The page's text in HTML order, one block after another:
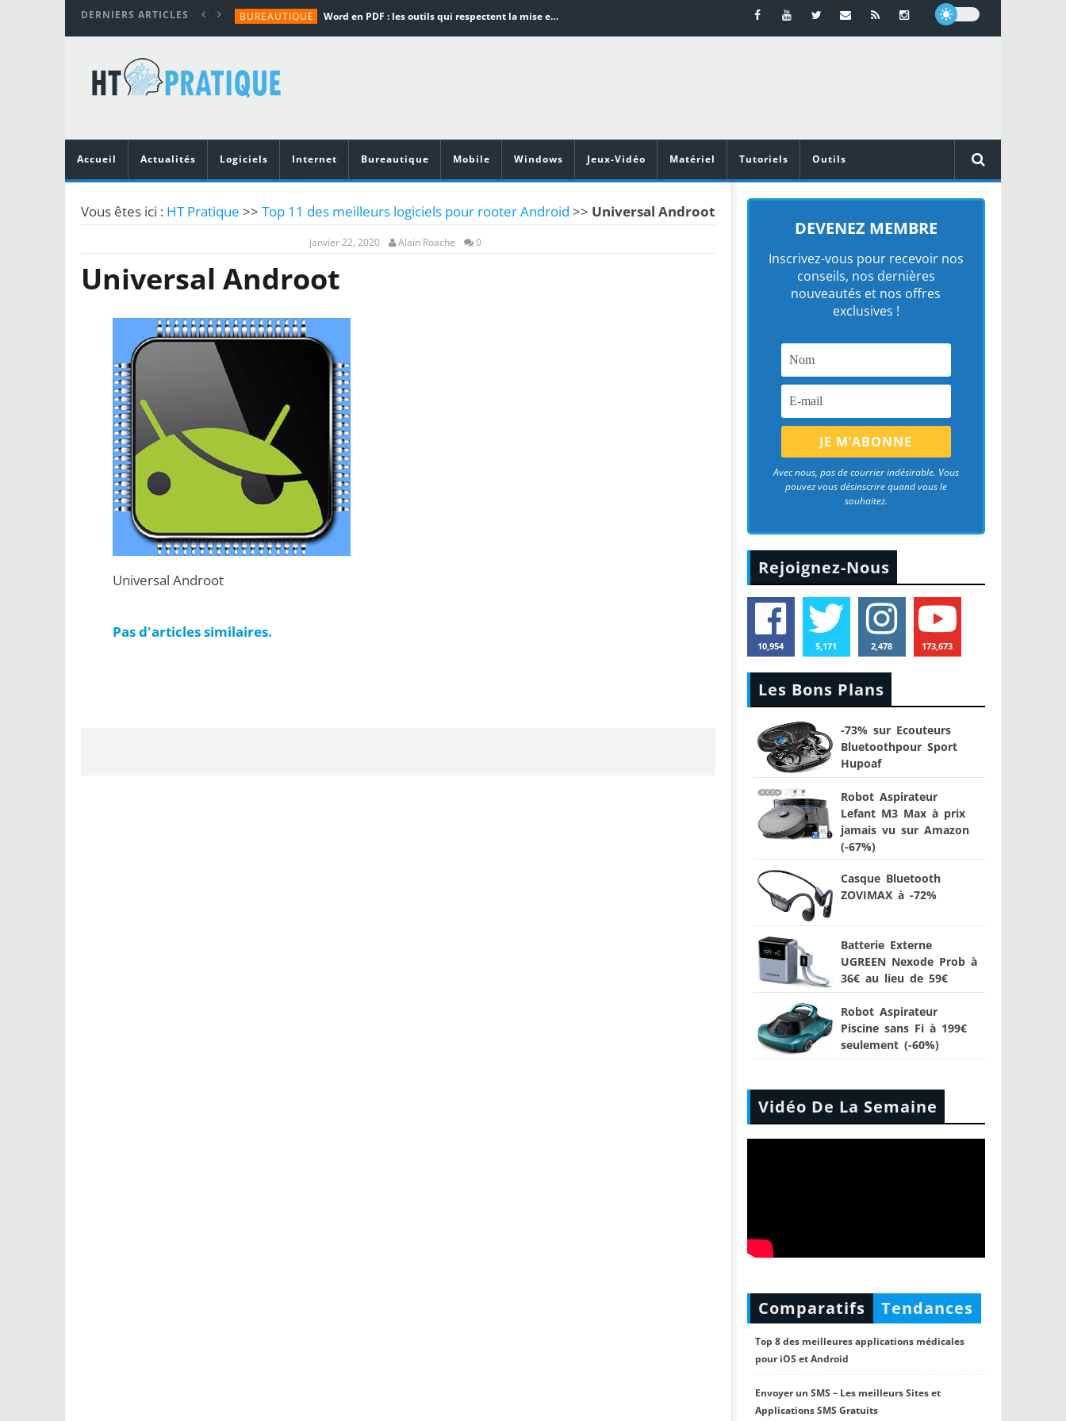
DERNIERS ARTICLES BUREAUTIQUE Word en PDF : les outils qui respectent la mise en page
TUTORIALS
MATÉRIEL
Vidéoprojecteurs Asus : Top 6 des meilleurs modèles de la marque
Accueil
Actualités Logiciels Internet Bureautique Mobile Windows Jeux-Vidéo Matériel Tutoriels Outils
Vous êtes ici : HT Pratique >> Top 11 des meilleurs logiciels pour rooter Android >> Universal Androot
janvier 22, 2020 Alain Roache 0
Universal Androot
Universal Androot
Pas d'articles similaires.
DEVENEZ MEMBRE
Inscrivez-vous pour recevoir nos
conseils, nos dernières
nouveautés et nos offres
exclusives !
Avec nous, pas de courrier indésirable. Vous
pouvez vous désinscrire quand vous le
souhaitez.
Rejoignez-Nous
10,954 5,171 2,478 173,673
Les Bons Plans
-73% sur Ecouteurs
Bluetoothpour Sport
Hupoaf
Robot Aspirateur
Lefant M3 Max à prix
jamais vu sur Amazon
(-67%)
Casque Bluetooth
ZOVIMAX à -72%
Batterie Externe
UGREEN Nexode Prob à
36€ au lieu de 59€
Robot Aspirateur
Piscine sans Fi à 199€
seulement (-60%)
Vidéo De La Semaine
Comparatifs Tendances
Top 8 des meilleures applications médicales
pour iOS et Android
Envoyer un SMS – Les meilleurs Sites et
Applications SMS Gratuits